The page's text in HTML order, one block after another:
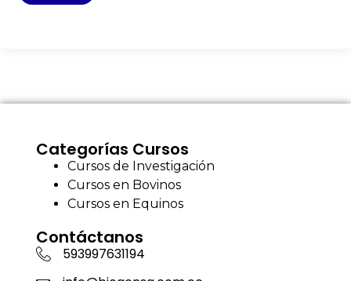
Categorías Cursos
Cursos de Investigación
Cursos en Bovinos
Cursos en Equinos
Contáctanos
593997631194